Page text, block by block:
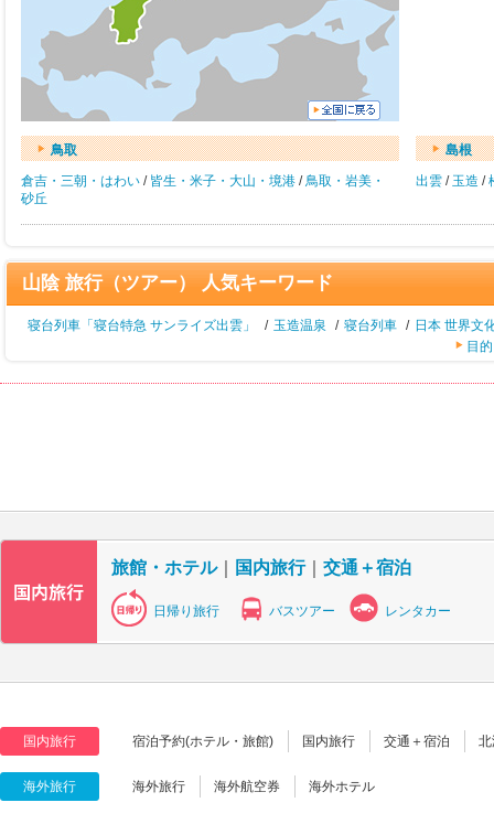
鳥取
倉吉・三朝・はわい / 皆生・米子・大山・境港 /鳥取・岩美・
砂丘
島根
出雲 / 玉造 /
山陰 旅行（ツアー） 人気キーワード
寝台列車「寝台特急 サンライズ出雲」 / 玉造温泉 / 寝台列車 / 日本 世界文
目
旅館・ホテル｜ 国内旅行｜ 交通＋宿泊
日帰り旅行 バスツアー レンタカー
国内旅行 宿泊予約(ホテル・旅館) 国内旅行 交通＋宿泊
海外旅行 海外旅行 海外航空券 海外ホテル